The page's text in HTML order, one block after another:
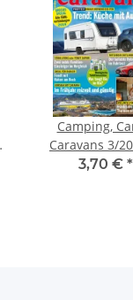
Camping,
Caravans 3/
Paper
3,70 € *